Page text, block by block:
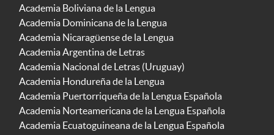
Academia Boliviana de la Lengua
Academia Dominicana de la Lengua
Academia Nicaragüense de la Lengua
Academia Argentina de Letras
Academia Nacional de Letras (Uruguay)
Academia Hondureña de la Lengua
Academia Puertorriqueña de la Lengua Española
Academia Norteamericana de la Lengua Española
Academia Ecuatoguineana de la Lengua Española